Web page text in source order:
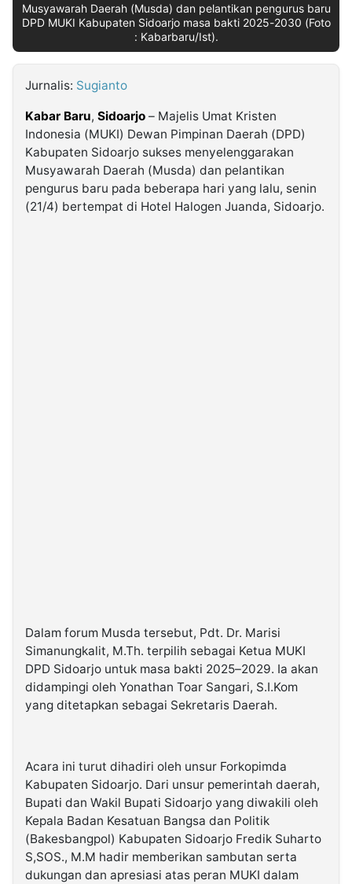
Kabarbaru.co
2026
Musyawarah Daerah (Musda) dan pelantikan pengurus baru
DPD MUKI Kabupaten Sidoarjo masa bakti 2025-2030 (Foto
: Kabarbaru/Ist).
Jurnalis: Sugianto
Kabar Baru, Sidoarjo – Majelis Umat Kristen
Indonesia (MUKI) Dewan Pimpinan Daerah (DPD)
Kabupaten Sidoarjo sukses menyelenggarakan
Musyawarah Daerah (Musda) dan pelantikan
pengurus baru pada beberapa hari yang lalu, senin
(21/4) bertempat di Hotel Halogen Juanda, Sidoarjo.
Dalam forum Musda tersebut, Pdt. Dr. Marisi
Simanungkalit, M.Th. terpilih sebagai Ketua MUKI
DPD Sidoarjo untuk masa bakti 2025–2029. Ia akan
didampingi oleh Yonathan Toar Sangari, S.I.Kom
yang ditetapkan sebagai Sekretaris Daerah.
Acara ini turut dihadiri oleh unsur Forkopimda
Kabupaten Sidoarjo. Dari unsur pemerintah daerah,
Bupati dan Wakil Bupati Sidoarjo yang diwakili oleh
Kepala Badan Kesatuan Bangsa dan Politik
(Bakesbangpol) Kabupaten Sidoarjo Fredik Suharto
S,SOS., M.M hadir memberikan sambutan serta
dukungan dan apresiasi atas peran MUKI dalam